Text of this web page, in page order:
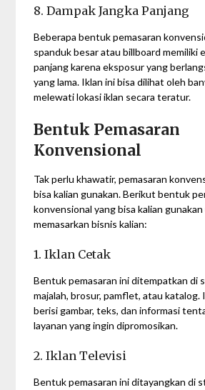
8. Dampak Jangka Panjang
Beberapa bentuk pemasaran
spanduk besar atau billboard memiliki
panjang karena eksposur yang
yang lama. Iklan ini bisa dilihat oleh
melewati lokasi iklan secara teratur.
Bentuk Pemasaran
Konvensional
Tak perlu khawatir, pemasaran
bisa kalian gunakan. Berikut bentuk
konvensional yang bisa kalian
memasarkan bisnis kalian:
1. Iklan Cetak
Bentuk pemasaran ini ditempatkan di
majalah, brosur, pamflet, atau
berisi gambar, teks, dan informasi
layanan yang ingin dipromosikan.
2. Iklan Televisi
Bentuk pemasaran ini ditayangkan di